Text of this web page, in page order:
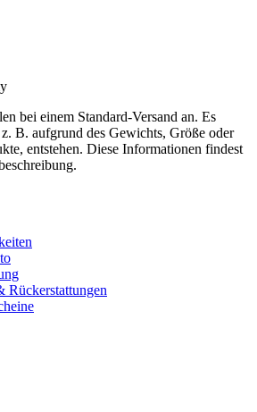
bei einem Standard-Versand an. Es
B. aufgrund des Gewichts, Größe oder
entstehen. Diese Informationen findest
Rückerstattungen